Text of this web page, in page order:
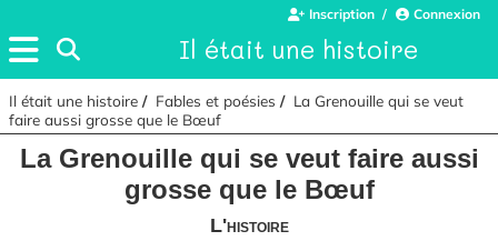
Il était une histoire
Inscription Connexion
Il était une histoire Fables et poésies
La Grenouille qui se veut
faire aussi grosse que le Bœuf
La Grenouille qui se veut faire aussi
grosse que le Bœuf
L'histoire